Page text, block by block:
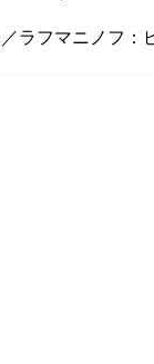
ラフマニノフ：